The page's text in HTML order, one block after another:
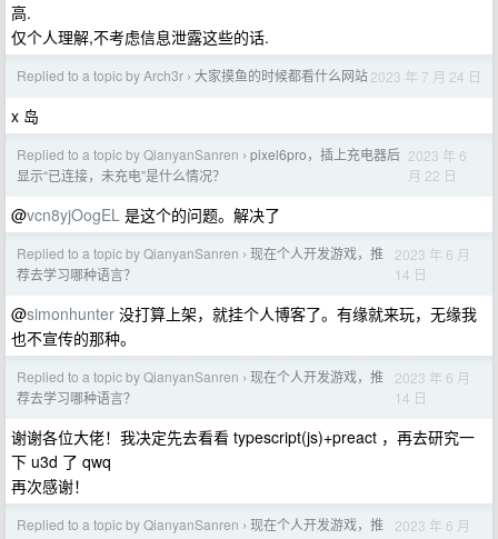
高.
仅个人理解,不考虑信息泄露这些的话.
Replied to a topic by Arch3r › 大家摸鱼的时候都看什么网站2023 年 7 月 24 日
x 岛
Replied to a topic by QianyanSanren › pixel6pro，插上充电器后
显示“已连接，未充电”是什么情况？
2023 年 6
月 22 日
@vcn8yjOogEL 是这个的问题。解决了
Replied to a topic by QianyanSanren › 现在个人开发游戏，推
荐去学习哪种语言？
2023 年 6 月
14 日
@simonhunter 没打算上架，就挂个人博客了。有缘就来玩，无缘我
也不宣传的那种。
Replied to a topic by QianyanSanren › 现在个人开发游戏，推
荐去学习哪种语言？
2023 年 6 月
14 日
谢谢各位大佬！我决定先去看看 typescript(js)+preact ，再去研究一
下 u3d 了 qwq
再次感谢！
Replied to a topic by QianyanSanren › 现在个人开发游戏，推
2023 年 6 月